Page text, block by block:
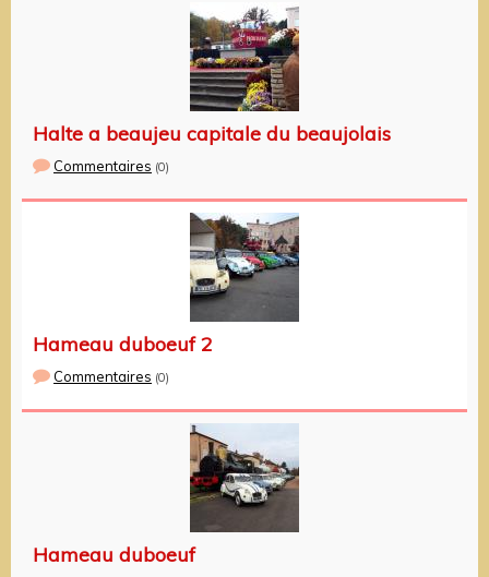
Halte a beaujeu capitale du beaujolais
Commentaires (0)
Hameau duboeuf 2
Commentaires (0)
Hameau duboeuf